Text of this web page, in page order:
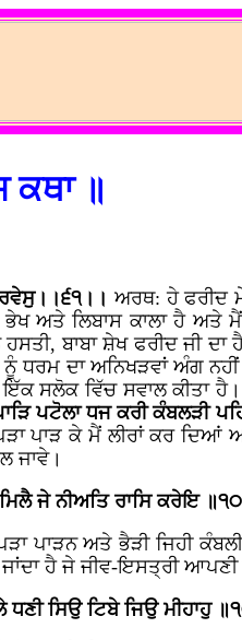
ਕਥਾ ॥
ਅਰਥ: ਹੇ ਫਰੀਦ
ਅਤੇ ਲਿਬਾਸ ਕਾਲਾ ਹੈ ਅਤੇ
ਬਾਬਾ ਸ਼ੇਖ ਫਰੀਦ ਜੀ ਦਾ
ਨੂੰ ਧਰਮ ਦਾ ਅਨਿਖੜਵਾਂ ਅੰਗ
ਇੱਕ ਸਲੋਕ ਵਿੱਚ ਸਵਾਲ ਕੀਤਾ
ਪਟੋਲਾ ਧਜ ਕਰੀ ਕੰਬਲੜੀ
ਪਾੜ ਕੇ ਮੈਂ ਲੀਰਾਂ ਕਰ ਦਿਆਂ
ਜਾਵੇ।
ਜੇ ਨੀਅਤਿ ਰਾਸਿ ਕਰੇਇ
ਪਾੜਨ ਅਤੇ ਭੈੜੀ ਜਿਹੀ
ਹੈ ਜੇ ਜੀਵ-ਇਸਤ੍ਰੀ
ਸਿਉ ਟਿਬੇ ਜਿਉ ਮੀਹਾਹੁ